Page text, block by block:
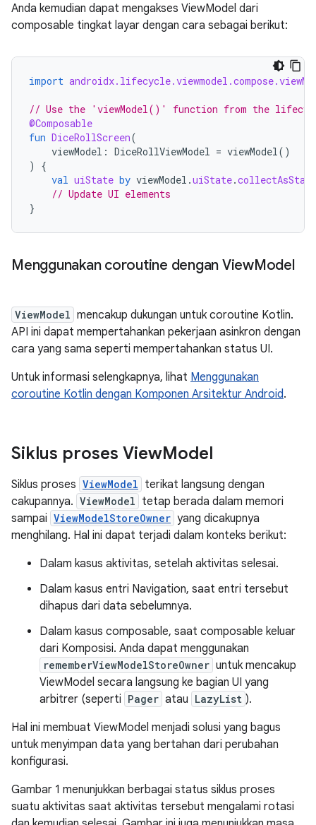
Anda kemudian dapat mengakses ViewModel dari
composable tingkat layar dengan cara sebagai berikut:
import
// Use the 'viewModel()' function from the
@Composable
fun DiceRollScreen(
viewModel : DiceRollViewModel = viewModel()
)
{
val uiState by viewModel .uiState.
// Update UI elements
}
Menggunakan coroutine dengan ViewModel
ViewModel mencakup dukungan untuk coroutine Kotlin.
API ini dapat mempertahankan pekerjaan asinkron dengan
cara yang sama seperti mempertahankan status UI.
Untuk informasi selengkapnya, lihat Menggunakan
coroutine Kotlin dengan Komponen Arsitektur Android.
Siklus proses ViewModel
Siklus proses ViewModel terikat langsung dengan
cakupannya. ViewModel tetap berada dalam memori
sampai ViewModelStoreOwner yang dicakupnya
menghilang. Hal ini dapat terjadi dalam konteks berikut:
Dalam kasus aktivitas, setelah aktivitas selesai.
Dalam kasus entri Navigation, saat entri tersebut
dihapus dari data sebelumnya.
Dalam kasus composable, saat composable keluar
dari Komposisi. Anda dapat menggunakan
rememberViewModelStoreOwner untuk mencakup
ViewModel secara langsung ke bagian UI yang
arbitrer (seperti Pager atau LazyList ).
Hal ini membuat ViewModel menjadi solusi yang bagus
untuk menyimpan data yang bertahan dari perubahan
konfigurasi.
Gambar 1 menunjukkan berbagai status siklus proses
suatu aktivitas saat aktivitas tersebut mengalami rotasi